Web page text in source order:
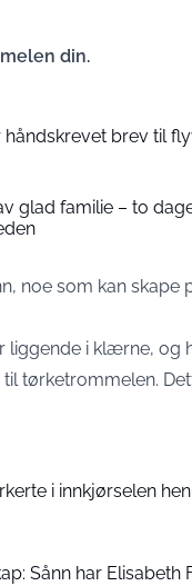
din.
brev til
glad familie – to
noe som kan
liggende i klærne, og
tørketrommelen.
i innkjørselen
Sånn har Elisabeth